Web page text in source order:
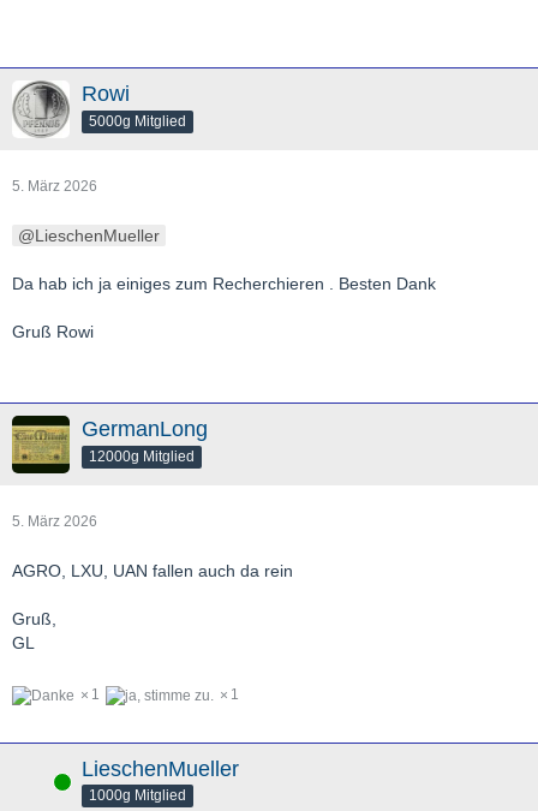
Rowi
5000g Mitglied
5. März 2026
LieschenMueller
Da hab ich ja einiges zum Recherchieren . Besten Dank
Gruß Rowi
GermanLong
12000g Mitglied
5. März 2026
AGRO, LXU, UAN fallen auch da rein
Gruß,
GL
1 1
Online LieschenMueller
1000g Mitglied